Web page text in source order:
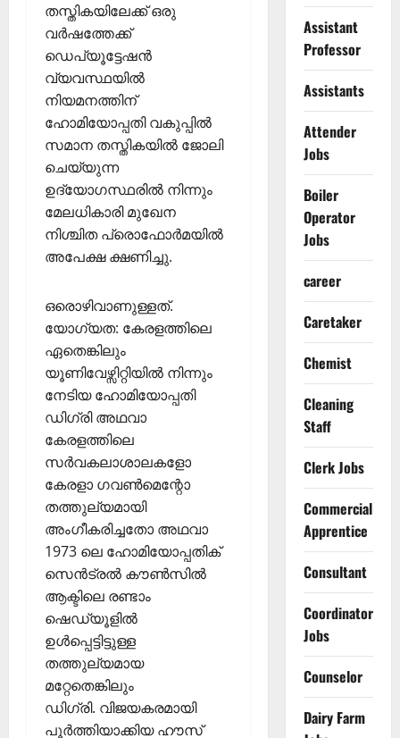
തസ്തികയിലേക്ക് ഒരു
വർഷത്തേക്ക്
ഡെപ്യൂട്ടേഷൻ
വ്യവസ്ഥയിൽ
നിയമനത്തിന്
ഹോമിയോപ്പതി വകുപ്പിൽ
സമാന തസ്തികയിൽ ജോലി
ചെയ്യുന്ന
ഉദ്യോഗസ്ഥരിൽ നിന്നും
മേലധികാരി മുഖേന
നിശ്ചിത പ്രൊഫോർമയിൽ
അപേക്ഷ ക്ഷണിച്ചു.
ഒരൊഴിവാണുള്ളത്.
യോഗ്യത: കേരളത്തിലെ
ഏതെങ്കിലും
യൂണിവേഴ്സിറ്റിയിൽ നിന്നും
നേടിയ ഹോമിയോപ്പതി
ഡിഗ്രി അഥവാ
കേരളത്തിലെ
സർവകലാശാലകളോ
കേരളാ ഗവൺമെന്റോ
തത്തുല്യമായി
അംഗീകരിച്ചതോ അഥവാ
1973 ലെ ഹോമിയോപ്പതിക്
സെൻട്രൽ കൗൺസിൽ
ആക്ടിലെ രണ്ടാം
ഷെഡ്യൂളിൽ
ഉൾപ്പെട്ടിട്ടുള്ള
തത്തുല്യമായ
മറ്റേതെങ്കിലും
ഡിഗ്രി. വിജയകരമായി
പൂർത്തിയാക്കിയ ഹൗസ്
Assistant
Professor
Assistants
Attender
Jobs
Boiler
Operator
Jobs
career
Caretaker
Chemist
Cleaning
Staff
Clerk Jobs
Commercial
Apprentice
Consultant
Coordinator
Jobs
Counselor
Dairy Farm